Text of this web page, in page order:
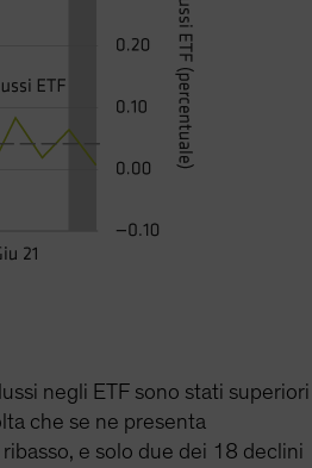
negli ETF sono stati superiori
che se ne presenta
e solo due dei 18 declini